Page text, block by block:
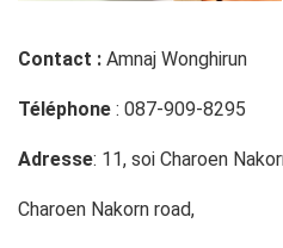
Contact : Amnaj Wonghirun
Téléphone : 087-909-8295
Adresse: 11, soi Charoen
Charoen Nakorn road,